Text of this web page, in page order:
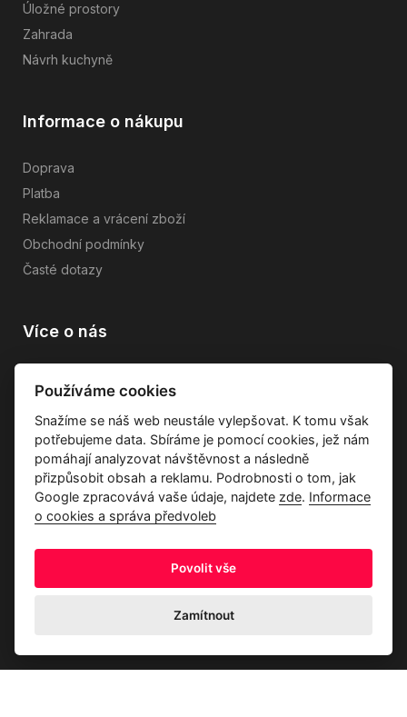
Úložné prostory
Zahrada
Návrh kuchyně
Informace o nákupu
Doprava
Platba
Reklamace a vrácení zboží
Obchodní podmínky
Časté dotazy
Více o nás
Průvodce tkaninami
Kontakty
Ochrana osobních údajů
Používáme cookies
Snažíme se náš web neustále vylepšovat. K tomu však
potřebujeme data. Sbíráme je pomocí cookies, jež nám
pomáhají analyzovat návštěvnost a následně
přizpůsobit obsah a reklamu. Podrobnosti o tom, jak
Google zpracovává vaše údaje, najdete zde. Informace
o cookies a správa předvoleb
Povolit vše
Zamítnout